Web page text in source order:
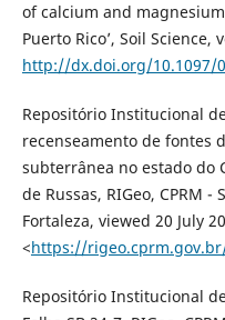
of calcium and
Puerto Rico’, Soil Science,
http://dx.doi.org/10.1097/
Repositório Institucional
recenseamento de fontes
subterrânea no estado do
de Russas, RIGeo, CPRM
Fortaleza, viewed 20 July
<https://
Repositório Institucional